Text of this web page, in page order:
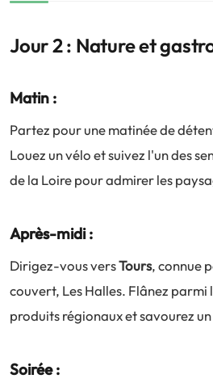
Jour 2 : Nature et
Matin :
Partez pour une matinée de
Louez un vélo et suivez l'un des
de la Loire pour admirer les
Après-midi :
Dirigez-vous versTours, connue
couvert, Les Halles. Flânez parmi
produits régionaux et savourez
Soirée :